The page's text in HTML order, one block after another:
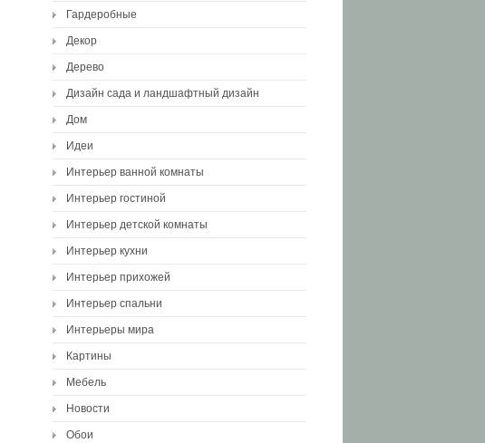
Гардеробные
Декор
Дерево
Дизайн сада и ландшафтный дизайн
Дом
Идеи
Интерьер ванной комнаты
Интерьер гостиной
Интерьер детской комнаты
Интерьер кухни
Интерьер прихожей
Интерьер спальни
Интерьеры мира
Картины
Мебель
Новости
Обои